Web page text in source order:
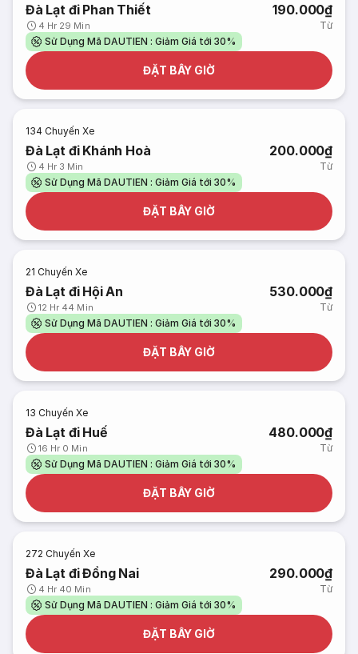
Đà Lạt đi Phan Thiết
4 Hr 29 Min
190.000₫
Từ
Sử Dụng Mã DAUTIEN : Giảm Giá tới 30%
ĐẶT BÂY GIỜ
134 Chuyến Xe
Đà Lạt đi Khánh Hoà
4 Hr 3 Min
200.000₫
Từ
Sử Dụng Mã DAUTIEN : Giảm Giá tới 30%
ĐẶT BÂY GIỜ
21 Chuyến Xe
Đà Lạt đi Hội An
12 Hr 44 Min
530.000₫
Từ
Sử Dụng Mã DAUTIEN : Giảm Giá tới 30%
ĐẶT BÂY GIỜ
13 Chuyến Xe
Đà Lạt đi Huế
16 Hr 0 Min
480.000₫
Từ
Sử Dụng Mã DAUTIEN : Giảm Giá tới 30%
ĐẶT BÂY GIỜ
272 Chuyến Xe
Đà Lạt đi Đồng Nai
4 Hr 40 Min
290.000₫
Từ
Sử Dụng Mã DAUTIEN : Giảm Giá tới 30%
ĐẶT BÂY GIỜ